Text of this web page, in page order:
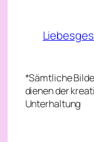
*Sämtliche
dienen der
Unterhaltung